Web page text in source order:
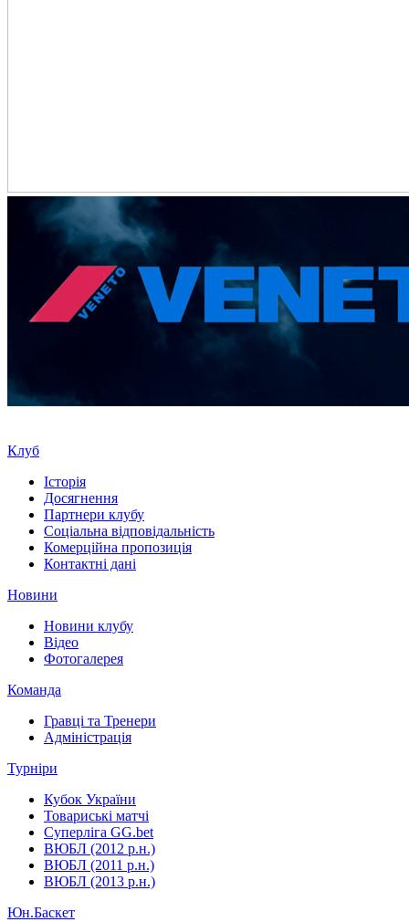
Клуб
Історія
Досягнення
Партнери клубу
Соціальна відповідальність
Комерційна пропозиція
Контактні дані
Новини
Новини клубу
Відео
Фотогалерея
Команда
Гравці та Тренери
Адміністрація
Турніри
Кубок України
Товариські матчі
Суперліга GG.bet
ВЮБЛ (2012 р.н.)
ВЮБЛ (2011 р.н.)
ВЮБЛ (2013 р.н.)
Юн.Баскет